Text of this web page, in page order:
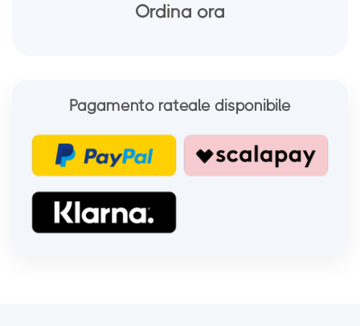
Ordina ora
Pagamento rateale disponibile